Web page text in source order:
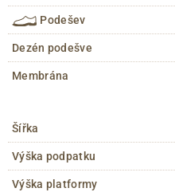
Podešev
Dezén podešve
Membrána
Šířka
Výška podpatku
Výška platformy